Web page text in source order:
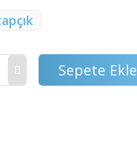
Sepete Ekle